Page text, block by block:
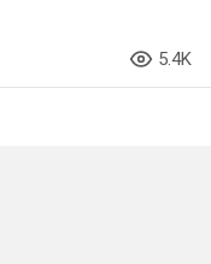
5.4K